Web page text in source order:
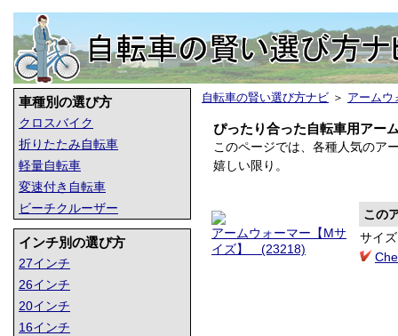
自転車の賢い選び方ナビ ＞ アームウ
ぴったり合った自転車用アー
このページでは、各種人気のア
嬉しい限り。
アームウォーマー【Mサ
イズ】 (23218)
この
サイズ
車種別の選び方
クロスバイク
折りたたみ自転車
軽量自転車
変速付き自転車
ビーチクルーザー
インチ別の選び方
27インチ
26インチ
20インチ
16インチ